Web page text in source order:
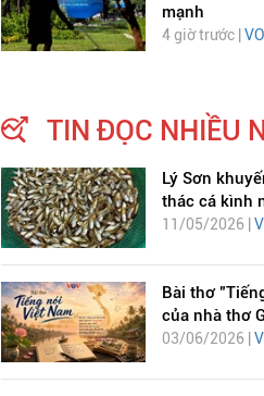
mạnh
4 giờ trước |
TIN ĐỌC NHIỀU
Lý Sơn
thác cá kình
11/05/2026 |
Bài thơ
của nhà thơ
03/06/2026 |